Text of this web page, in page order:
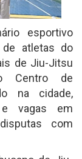
esportivo
de atletas do
de Jiu-Jitsu
Centro de
na cidade,
e vagas em
com